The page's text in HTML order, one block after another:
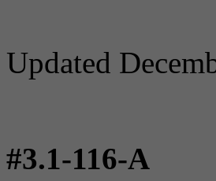
Updated
#3.1-116-A